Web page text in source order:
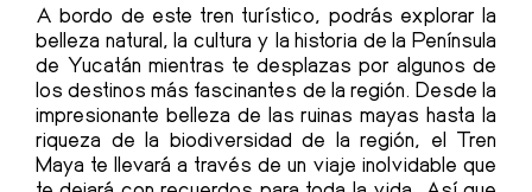
A bordo de este tren turístico, podrás explorar la
belleza natural, la cultura y la historia de la Península
de Yucatán mientras te desplazas por algunos de
los destinos más fascinantes de la región. Desde la
impresionante belleza de las ruinas mayas hasta la
riqueza de la biodiversidad de la región, el Tren
Maya te llevará a través de un viaje inolvidable que